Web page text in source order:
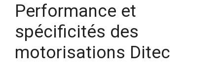
Performance et
spécificités des
motorisations Ditec